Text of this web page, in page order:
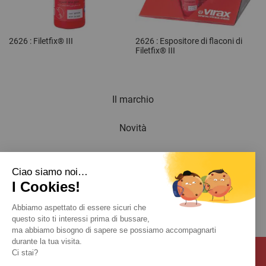
2626 : Filetfix® III
2626 : Espositore di flaconi di
Filetfix® III
Il marchio
Novità
Contatto
Ciao siamo noi…
I Cookies!
Abbiamo aspettato di essere sicuri che
questo sito ti interessi prima di bussare,
ma abbiamo bisogno di sapere se possiamo accompagnarti
durante la tua visita.
Ci stai?